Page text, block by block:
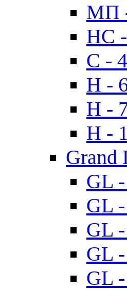
МП
HC
C -
H -
H -
H -
Grand
GL
GL
GL
GL
GL